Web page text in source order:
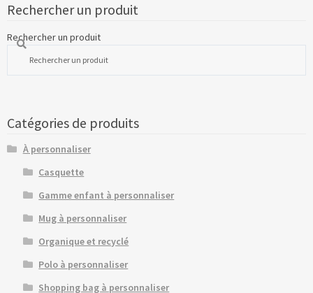
Rechercher un produit
Rechercher un produit
Catégories de produits
À personnaliser
Casquette
Gamme enfant à personnaliser
Mug à personnaliser
Organique et recyclé
Polo à personnaliser
Shopping bag à personnaliser